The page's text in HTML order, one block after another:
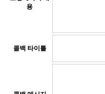
용
콜백 타이틀